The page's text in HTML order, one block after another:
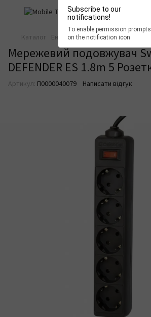
Subscribe to our
notifications!
To enable permission
on the notification icon
Каталог Енергостійкість
Мережевий подовжувач
DEFENDER ES 1.8m 5
Артикул: П0000040079 Написати відгук